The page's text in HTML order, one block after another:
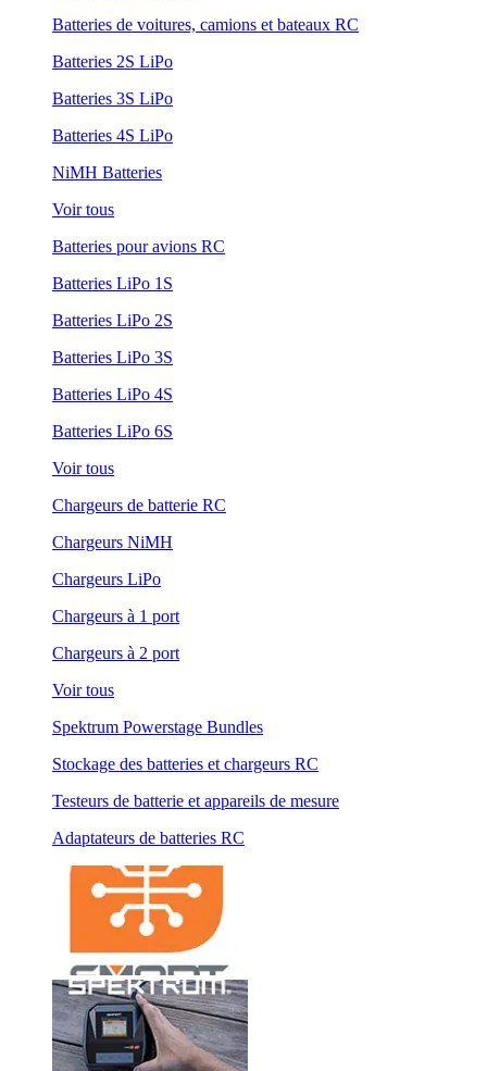
Batteries de voitures, camions et bateaux RC
Batteries 2S LiPo
Batteries 3S LiPo
Batteries 4S LiPo
NiMH Batteries
Voir tous
Batteries pour avions RC
Batteries LiPo 1S
Batteries LiPo 2S
Batteries LiPo 3S
Batteries LiPo 4S
Batteries LiPo 6S
Voir tous
Chargeurs de batterie RC
Chargeurs NiMH
Chargeurs LiPo
Chargeurs à 1 port
Chargeurs à 2 port
Voir tous
Spektrum Powerstage Bundles
Stockage des batteries et chargeurs RC
Testeurs de batterie et appareils de mesure
Adaptateurs de batteries RC